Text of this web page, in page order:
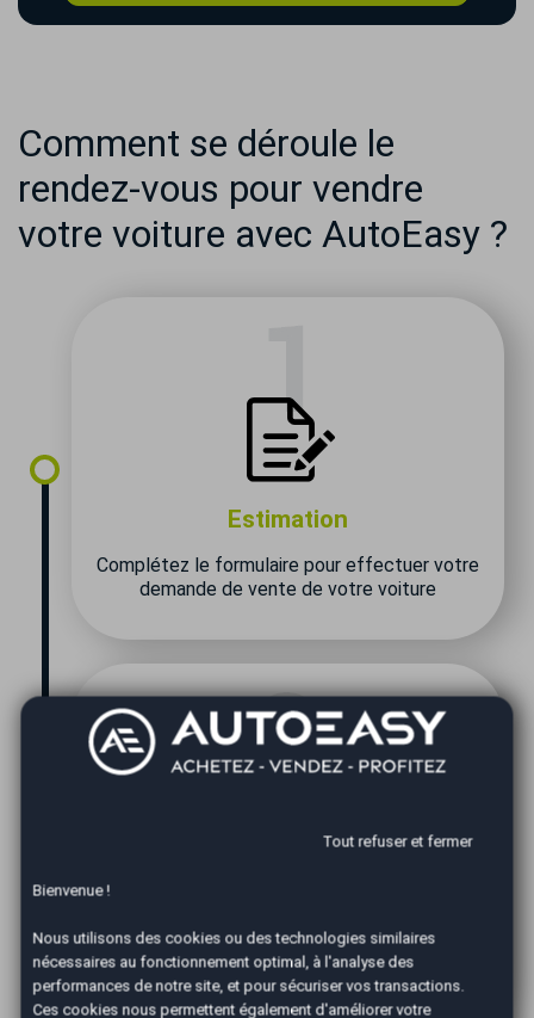
Comment se déroule le
rendez-vous pour vendre
votre voiture avec AutoEasy ?
Estimation
Complétez le formulaire pour effectuer votre
demande de vente de votre voiture
Un de nos conseillers vous contacte pour
convenir d'un rendez-vous rapide afin
d'expertiser votre véhicule.
Tout refuser et fermer
Bienvenue !
Nous utilisons des cookies ou des technologies similaires
nécessaires au fonctionnement optimal, à l'analyse des
performances de notre site, et pour sécuriser vos transactions.
Ces cookies nous permettent également d'améliorer votre